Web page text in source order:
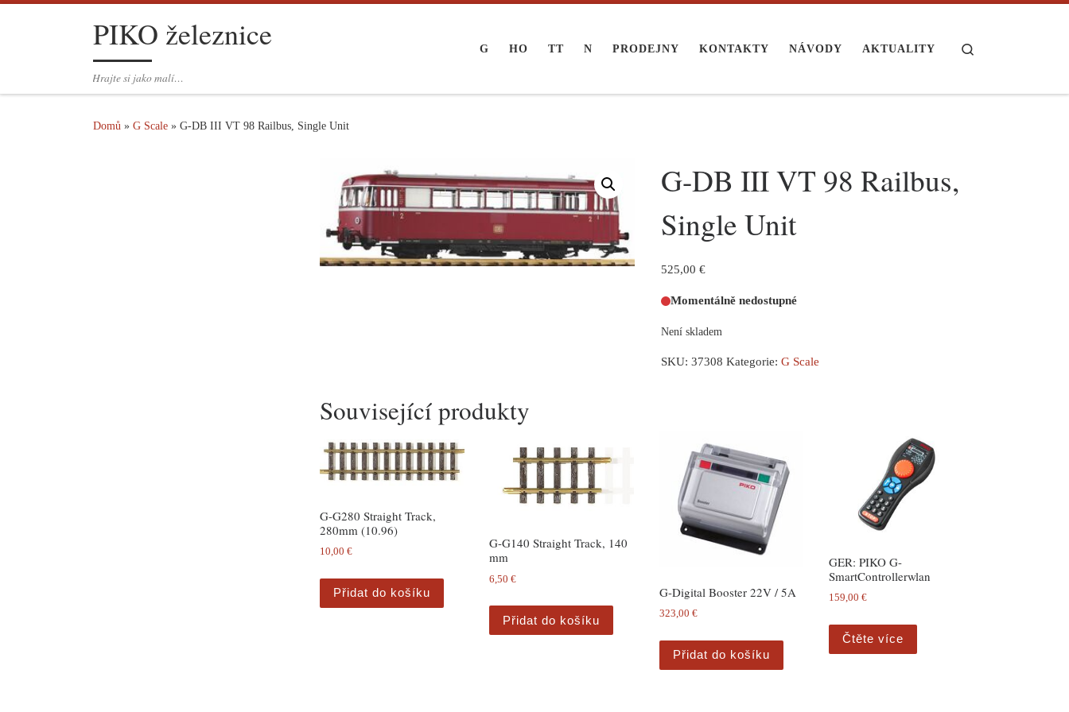
PIKO železnice
Hrajte si jako malí…
G HO TT N PRODEJNY KONTAKTY NÁVODY AKTUALITY
Domů » G Scale » G-DB III VT 98 Railbus, Single Unit
G-DB III VT 98 Railbus,
Single Unit
525,00 €
Momentálně nedostupné
Není skladem
SKU: 37308 Kategorie: G Scale
Související produkty
G-G280 Straight Track,
280mm (10.96)
10,00 €
Přidat do košíku
G-G140 Straight Track, 140
mm
6,50€
Přidat do košíku
G-Digital Booster 22V / 5A
323,00 €
Přidat do košíku
GER: PIKO G-
SmartControllerwlan
159,00 €
Čtěte více